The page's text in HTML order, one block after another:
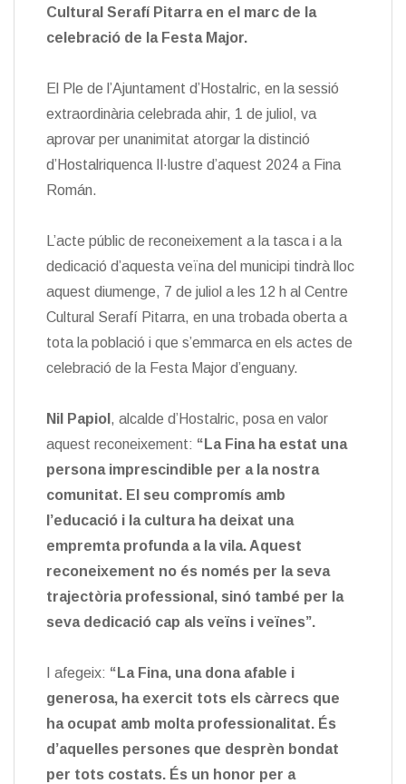
Cultural Serafí Pitarra en el marc de la
celebració de la Festa Major.
El Ple de l’Ajuntament d’Hostalric, en la sessió
extraordinària celebrada ahir, 1 de juliol, va
aprovar per unanimitat atorgar la distinció
d’Hostalriquenca Il·lustre d’aquest 2024 a Fina
Román.
L’acte públic de reconeixement a la tasca i a la
dedicació d’aquesta veïna del municipi tindrà lloc
aquest diumenge, 7 de juliol a les 12 h al Centre
Cultural Serafí Pitarra, en una trobada oberta a
tota la població i que s’emmarca en els actes de
celebració de la Festa Major d’enguany.
Nil Papiol , alcalde d’Hostalric, posa en valor
aquest reconeixement: “La Fina ha estat una
persona imprescindible per a la nostra
comunitat. El seu compromís amb
l’educació i la cultura ha deixat una
empremta profunda a la vila. Aquest
reconeixement no és només per la seva
trajectòria professional, sinó també per la
seva dedicació cap als veïns i veïnes”.
I afegeix: “La Fina, una dona afable i
generosa, ha exercit tots els càrrecs que
ha ocupat amb molta professionalitat. És
d’aquelles persones que desprèn bondat
per tots costats. És un honor per a